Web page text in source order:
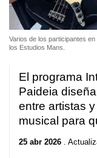
Varios de los participantes
los Estudios Mans.
El programa
Paideia
entre artistas
musical para
25 abr 2026 .